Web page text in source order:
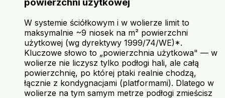
powierzchni użytkowej
W systemie ściółkowym i w wolierze limit to
maksymalnie ~9 niosek na m² powierzchni
użytkowej (wg dyrektywy 1999/74/WE)*.
Kluczowe słowo to „powierzchnia użytkowa" — w
wolierze nie liczysz tylko podłogi hali, ale całą
powierzchnię, po której ptaki realnie chodzą,
łącznie z kondygnacjami (platformami). Dlatego w
wolierze na tym samym metrze podłogi zmieścisz